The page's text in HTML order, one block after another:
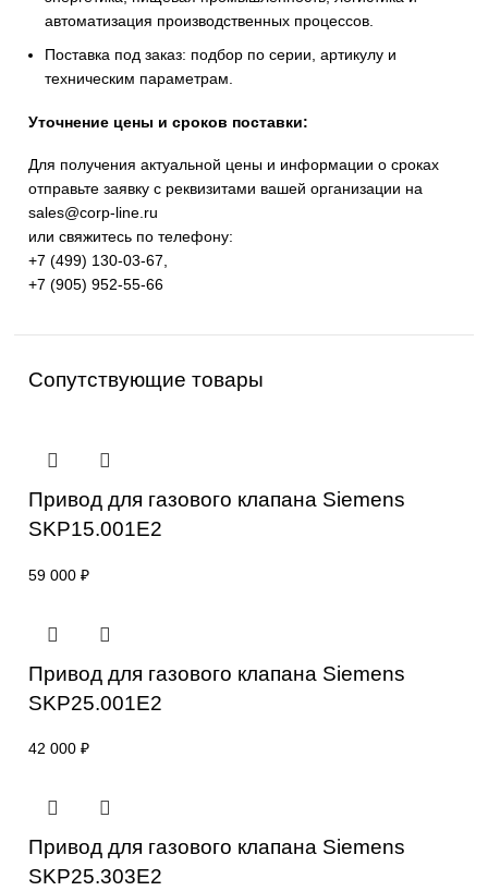
современным требованиям промышленности.
Широкий ассортимент: контроллеры SIMATIC,
HMI, частотные преобразователи SINAMICS,
ЧПУ SINUMERIK, коммутационное оборудование и
Применение: машиностроение, металлообработка,
энергетика, пищевая промышленность, логистика и
автоматизация производственных процессов.
Поставка под заказ: подбор по серии, артикулу и
sales@corp-line.ru
+7 (499) 130-03-67,
+7 (905) 952-55-66
Сопутствующие товары
SKP15.001E2
59 000₽